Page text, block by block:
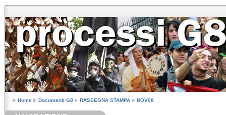
Home Documenti G8 RASSEGNA STAMPA NOV08